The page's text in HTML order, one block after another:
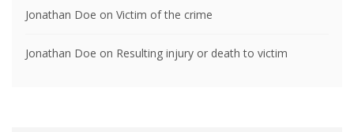
Jonathan Doe on Victim of the crime
Jonathan Doe on Resulting injury or death to victim